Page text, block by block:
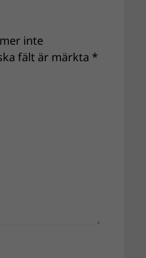
inte
fält är märkta *